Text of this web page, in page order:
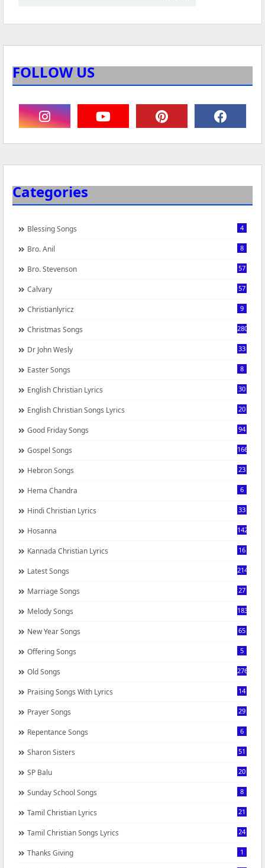
FOLLOW US
Categories
Blessing Songs 4
Bro. Anil 8
Bro. Stevenson 57
Calvary 57
Christianlyricz 9
Christmas Songs 280
Dr John Wesly 33
Easter Songs 8
English Christian Lyrics 30
English Christian Songs Lyrics 20
Good Friday Songs 94
Gospel Songs 166
Hebron Songs 23
Hema Chandra 6
Hindi Christian Lyrics 33
Hosanna 142
Kannada Christian Lyrics 16
Latest Songs 214
Marriage Songs 27
Melody Songs 183
New Year Songs 65
Offering Songs 5
Old Songs 276
Praising Songs With Lyrics 14
Prayer Songs 29
Repentance Songs 6
Sharon Sisters 51
SP Balu 20
Sunday School Songs 8
Tamil Christian Lyrics 21
Tamil Christian Songs Lyrics 24
Thanks Giving 1